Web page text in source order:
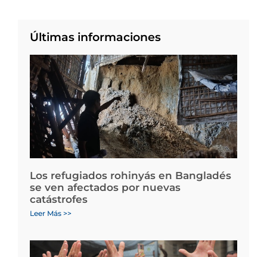
Últimas informaciones
Los refugiados rohinyás en Bangladés
se ven afectados por nuevas
catástrofes
Leer Más >>